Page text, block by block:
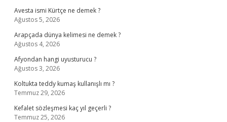
Avesta ismi Kürtçe ne demek ?
Ağustos 5, 2026
Arapçada dünya kelimesi ne demek ?
Ağustos 4, 2026
Afyondan hangi uyusturucu ?
Ağustos 3, 2026
Koltukta teddy kumaş kullanışlı mı ?
Temmuz 29, 2026
Kefalet sözleşmesi kaç yıl geçerli ?
Temmuz 25, 2026